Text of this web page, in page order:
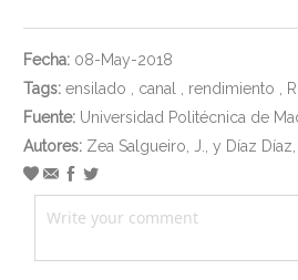
Fecha: 08-May-2018
Tags: ensilado canal rendimiento
Fuente: Universidad Politécnica de
Autores: Zea Salgueiro, J., y Díaz Díaz,